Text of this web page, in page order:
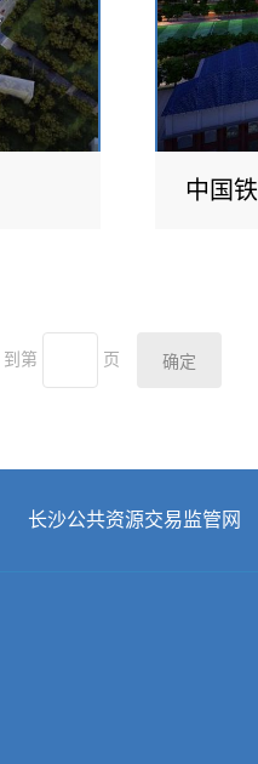
中国
到第 页
长沙公共资源交易监管网